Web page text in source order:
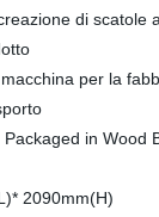
di scatole
per la
in Wood
2090mm(H)